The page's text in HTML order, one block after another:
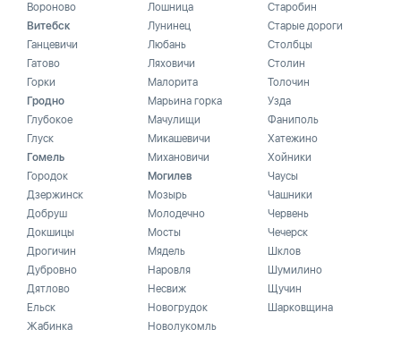
Вороново
Витебск
Ганцевичи
Гатово
Горки
Гродно
Глубокое
Глуск
Гомель
Городок
Дзержинск
Добруш
Докшицы
Дрогичин
Дубровно
Дятлово
Ельск
Жабинка
Лошница
Лунинец
Любань
Ляховичи
Малорита
Марьина горка
Мачулищи
Микашевичи
Михановичи
Могилев
Мозырь
Молодечно
Мосты
Мядель
Наровля
Несвиж
Новогрудок
Новолукомль
Старобин
Старые дороги
Столбцы
Столин
Толочин
Узда
Фаниполь
Хатежино
Хойники
Чаусы
Чашники
Червень
Чечерск
Шклов
Шумилино
Щучин
Шарковщина